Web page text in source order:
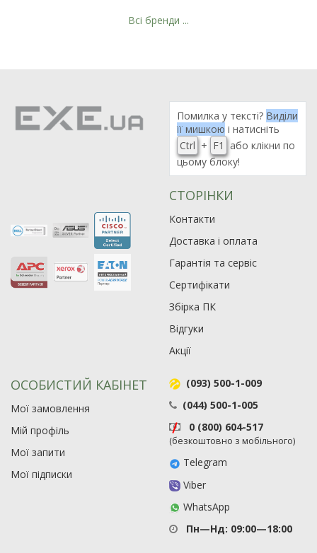
Рейтинг EXE.ua:4.6
Всі бренди ...
Помилка у тексті? Виділи
її мишкою і натисніть
Ctrl + F1
або клікни по
цьому блоку!
СТОРІНКИ
Контакти
Доставка і оплата
Гарантія та сервіс
Сертифікати
Збірка ПК
Відгуки
Акції
ОСОБИСТИЙ КАБІНЕТ
Мої замовлення
Мій профіль
Мої запити
Мої підписки
(093) 500-1-009
(044) 500-1-005
0 (800) 604-517
(безкоштовно з мобільного)
Telegram
Viber
WhatsApp
Пн—Нд: 09:00—18:00